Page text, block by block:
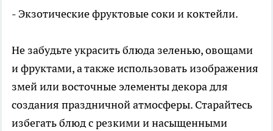
- Экзотические фруктовые соки и коктейли.
Не забудьте украсить блюда зеленью, овощами
и фруктами, а также использовать изображения
змей или восточные элементы декора для
создания праздничной атмосферы. Старайтесь
избегать блюд с резкими и насыщенными